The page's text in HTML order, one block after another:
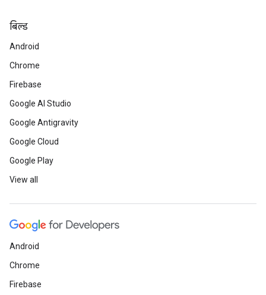
बिल्ड
Android
Chrome
Firebase
Google AI Studio
Google Antigravity
Google Cloud
Google Play
View all
Android
Chrome
Firebase